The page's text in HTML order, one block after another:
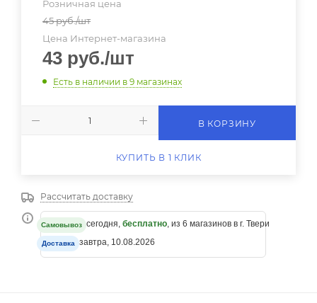
Розничная цена
45руб./шт
Цена Интернет-магазина
43 руб./шт
Есть в наличии в 9 магазинах
В КОРЗИНУ
КУПИТЬ В 1 КЛИК
Рассчитать доставку
Самовывоз сегодня, бесплатно, из 6 магазинов в г. Твери
Доставка завтра, 10.08.2026